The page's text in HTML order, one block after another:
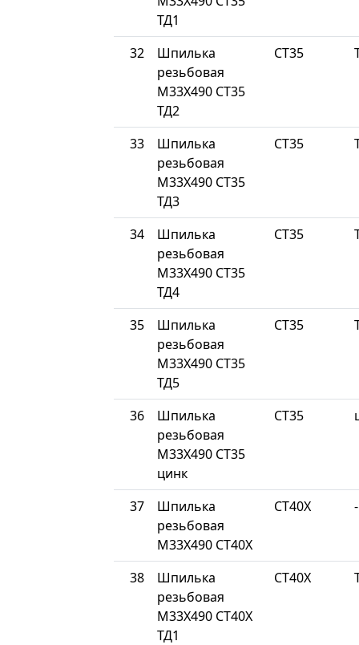
ТД1
32
Шпилька
резьбовая
М33Х490 СТ35
ТД2
СТ35
33
Шпилька
резьбовая
М33Х490 СТ35
ТД3
СТ35
34
Шпилька
резьбовая
М33Х490 СТ35
ТД4
СТ35
35
Шпилька
резьбовая
М33Х490 СТ35
ТД5
СТ35
36
Шпилька
резьбовая
М33Х490 СТ35
цинк
СТ35
37
Шпилька
резьбовая
М33Х490 СТ40Х
СТ40Х -
38
Шпилька
резьбовая
М33Х490 СТ40Х
ТД1
СТ40Х